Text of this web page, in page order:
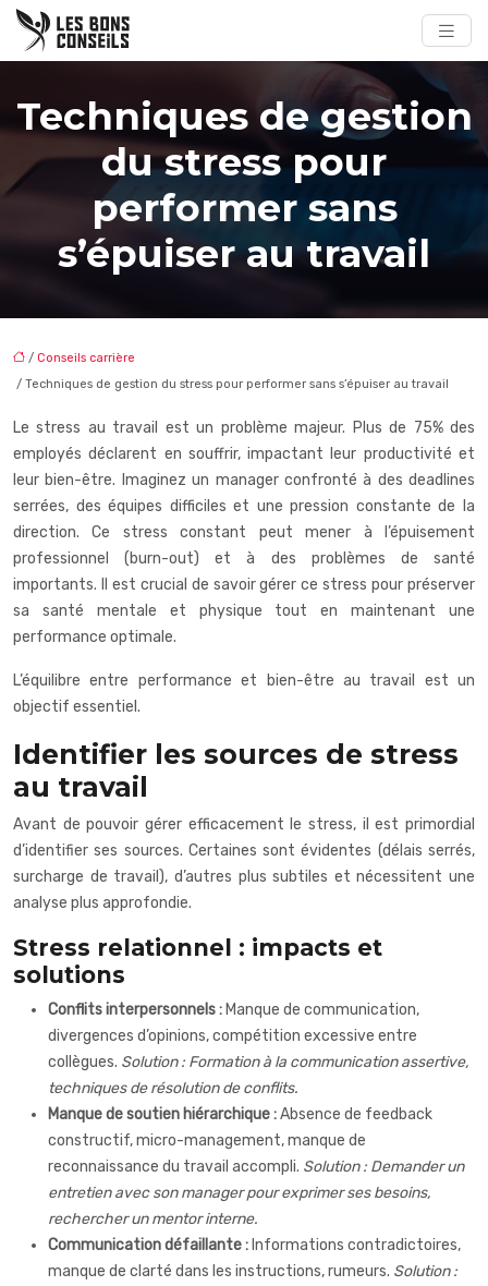
Techniques de gestion
du stress pour
performer sans
s’épuiser au travail
/ Conseils carrière
/ Techniques de gestion du stress pour performer sans s’épuiser au travail
Le stress au travail est un problème majeur. Plus de 75% des
employés déclarent en souffrir, impactant leur productivité et
leur bien-être. Imaginez un manager confronté à des deadlines
serrées, des équipes difficiles et une pression constante de la
direction. Ce stress constant peut mener à l’épuisement
professionnel (burn-out) et à des problèmes de santé
importants. Il est crucial de savoir gérer ce stress pour préserver
sa santé mentale et physique tout en maintenant une
performance optimale.
L’équilibre entre performance et bien-être au travail est un
objectif essentiel.
Identifier les sources de stress
au travail
Avant de pouvoir gérer efficacement le stress, il est primordial
d’identifier ses sources. Certaines sont évidentes (délais serrés,
surcharge de travail), d’autres plus subtiles et nécessitent une
analyse plus approfondie.
Stress relationnel : impacts et
solutions
Conflits interpersonnels : Manque de communication,
divergences d’opinions, compétition excessive entre
collègues. Solution : Formation à la communication assertive,
techniques de résolution de conflits.
Manque de soutien hiérarchique :Absence de feedback
constructif, micro-management, manque de
reconnaissance du travail accompli. Solution : Demander un
entretien avec son manager pour exprimer ses besoins,
rechercher un mentor interne.
Communication défaillante : Informations contradictoires,
manque de clarté dans les instructions, rumeurs. Solution :